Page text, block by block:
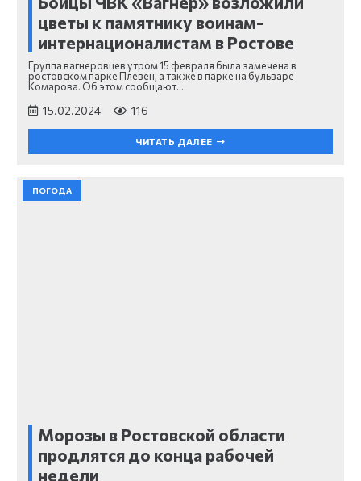
цветы к памятнику воинам-
интернационалистам в Ростове
Группа вагнеровцев утром 15 февраля была замечена в
ростовском парке Плевен, а также в парке на бульваре
Комарова. Об этом сообщают…
15.02.2024 116
ЧИТАТЬ ДАЛЕЕ
ПОГОДА
Морозы в Ростовской области
продлятся до конца рабочей
недели